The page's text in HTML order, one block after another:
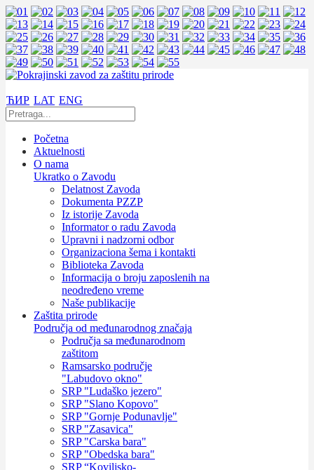
ЋИР LAT ENG
Početna
Aktuelnosti
O nama
Ukratko o Zavodu
Delatnost Zavoda
Dokumenta PZZP
Iz istorije Zavoda
Informator o radu Zavoda
Upravni i nadzorni odbor
Organizaciona šema i kontakti
Biblioteka Zavoda
Informacija o broju zaposlenih na
neodređeno vreme
Naše publikacije
Zaštita prirode
Područja od međunarodnog značaja
Područja sa međunarodnom
zaštitom
Ramsarsko područje
"Labudovo okno"
SRP "Ludaško jezero"
SRP "Slano Kopovo"
SRP "Gornje Podunavlje"
SRP "Zasavica"
SRP "Carska bara"
SRP "Obedska bara"
SRP “Koviljsko-